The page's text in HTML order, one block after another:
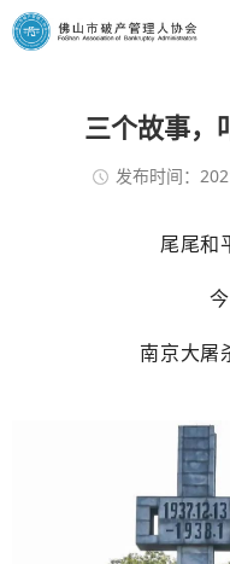
三个故事，
发布时间：
尾尾和
南京大屠